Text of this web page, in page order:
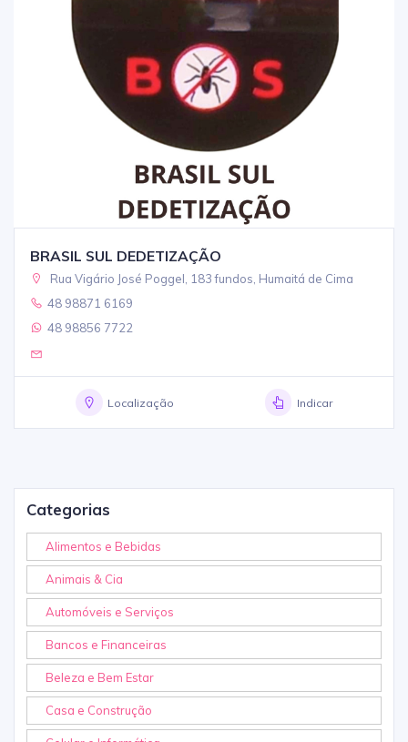
Categorias
Alimentos e Bebidas
Animais & Cia
Automóveis e Serviços
Bancos e Financeiras
Beleza e Bem Estar
Casa e Construção
BRASIL SUL DEDETIZAÇÃO
Rua Vigário José Poggel, 183 fundos, Humaitá de Cima
48 98871 6169
48 98856 7722
Localização Indicar